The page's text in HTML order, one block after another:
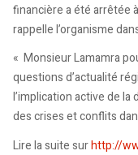
financière a été arrêtée
rappelle l’organisme
« Monsieur Lamamra
questions d’actualité
l’implication active de
des crises et conflits
Lire la suite surhttp://